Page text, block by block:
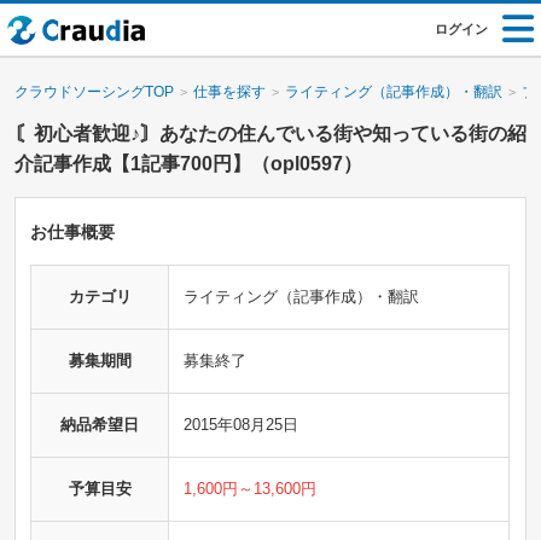
ログイン
クラウドソーシングTOP 仕事を探す ライティング（記事作成）・翻訳 ブ
〘初心者歓迎♪〙あなたの住んでいる街や知っている街の紹
介記事作成【1記事700円】（opl0597）
お仕事概要
カテゴリ ライティング（記事作成）・翻訳
募集期間 募集終了
納品希望日 2015年08月25日
予算目安 1,600円～13,600円